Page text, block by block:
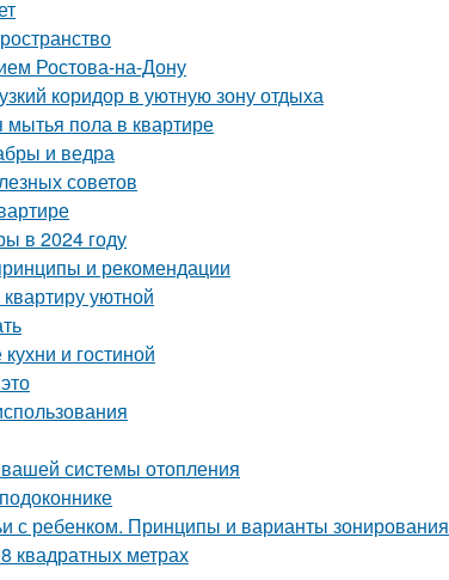
Ростова-на-Дону
коридор в уютную зону отдыха
пола в квартире
и ведра
советов
в 2024 году
и рекомендации
уютной
и гостиной
системы отопления
с ребенком. Принципы и варианты зонирования
квадратных метрах